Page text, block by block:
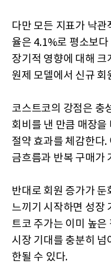
다만 모든 지표가 낙
율은 4.1%로 평소보
장기적 영향에 대해 크
원제 모델에서 신규 회
코스트코의 강점은 충
회비를 낸 만큼 매장을
절약 효과를 체감한다.
금흐름과 반복 구매가
반대로 회원 증가가
느끼기 시작하면 성장
트코 주가는 이미 높
시장 기대를 충분히 넘
한될 수 있다.